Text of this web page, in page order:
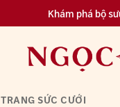
Khám phá bộ
Đa dạng lựa chọn tích
TRANG SỨC CƯỚI